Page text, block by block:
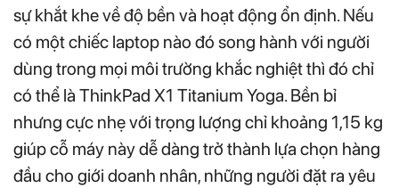
sự khắt khe về độ bền và hoạt động ổn định. Nếu
có một chiếc laptop nào đó song hành với người
dùng trong mọi môi trường khắc nghiệt thì đó chỉ
có thể là ThinkPad X1 Titanium Yoga. Bền bỉ
nhưng cực nhẹ với trọng lượng chỉ khoảng 1,15 kg
giúp cỗ máy này dễ dàng trở thành lựa chọn hàng
đầu cho giới doanh nhân, những người đặt ra yêu